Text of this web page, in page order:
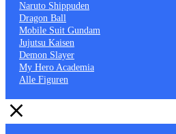
Naruto Shippuden
Dragon Ball
Mobile Suit Gundam
Jujutsu Kaisen
Demon Slayer
My Hero Academia
Alle Figuren